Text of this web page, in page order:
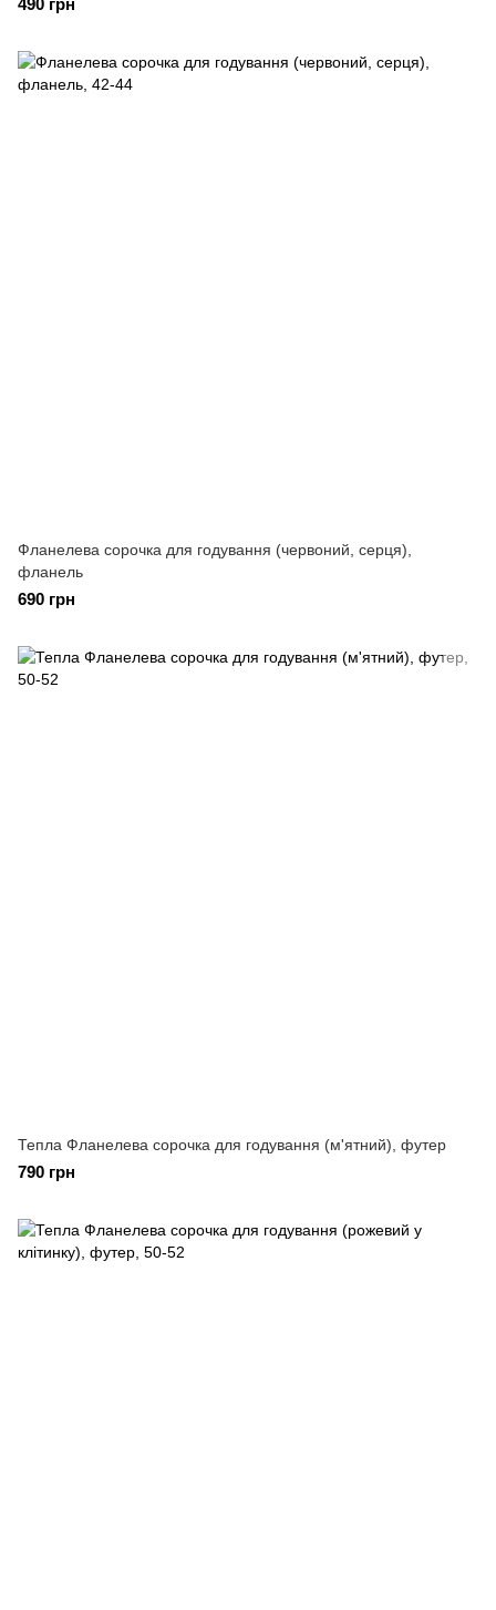
490 грн
Фланелева сорочка для годування (червоний, серця),
фланель
690 грн
Тепла Фланелева сорочка для годування (м'ятний), футер
790 грн